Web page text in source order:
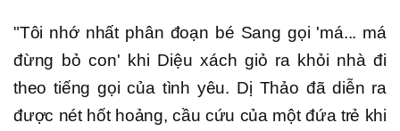
"Tôi nhớ nhất phân đoạn bé Sang gọi 'má... má
đừng bỏ con' khi Diệu xách giỏ ra khỏi nhà đi
theo tiếng gọi của tình yêu. Dị Thảo đã diễn ra
được nét hốt hoảng, cầu cứu của một đứa trẻ khi